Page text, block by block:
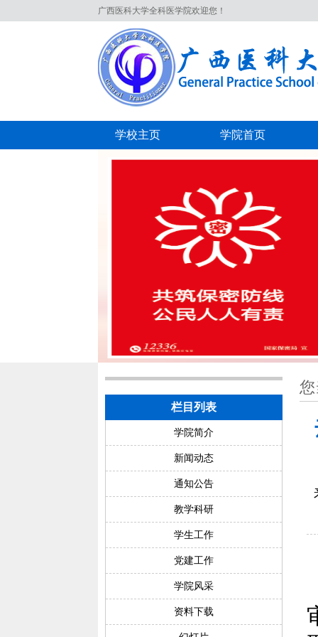
广西医科大学全科医学院欢迎您！
学校主页 学院首页
栏目列表
学院简介
新闻动态
通知公告
教学科研
学生工作
党建工作
学院风采
资料下载